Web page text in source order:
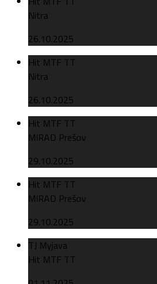
Nitra
26.10.2025
Hit MTF TT
Nitra
26.10.2025
Hit MTF TT
MIRAD Prešov
29.10.2025
Hit MTF TT
MIRAD Prešov
29.10.2025
TJ Myjava
Hit MTF TT